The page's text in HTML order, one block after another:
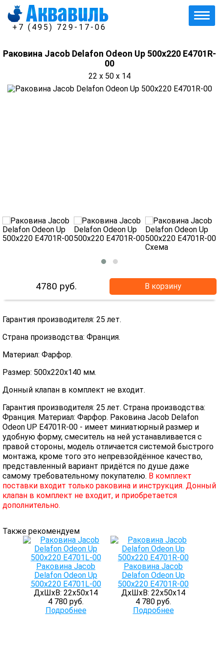
+7 (495) 729-17-06
Раковина Jacob Delafon Odeon Up 500x220 E4701R-
00
22 x 50 x 14
4780 руб. В корзину
Гарантия производителя: 25 лет.
Страна производства: Франция.
Материал: Фарфор.
Размер: 500x220x140 мм.
Донный клапан в комплект не входит.
Гарантия производителя: 25 лет. Страна производства:
Франция. Материал: Фарфор. Раковина Jacob Delafon
Odeon UP E4701R-00 - имеет миниатюрный размер и
удобную форму, смеситель на ней устанавливается с
правой стороны, модель отличается системой быстрого
монтажа, кроме того это непревзойдённое качество,
представленный вариант придётся по душе даже
самому требовательному покупателю. В комплект
поставки входит только раковина и инструкция. Донный
клапан в комплект не входит, и приобретается
дополнительно.
Также рекомендуем
Раковина Jacob
Delafon Odeon Up
500x220 E4701L-00
ДхШхВ: 22х50х14
4 780 руб.
Подробнее
Раковина Jacob
Delafon Odeon Up
500x220 E4701R-00
ДхШхВ: 22х50х14
4 780 руб.
Подробнее